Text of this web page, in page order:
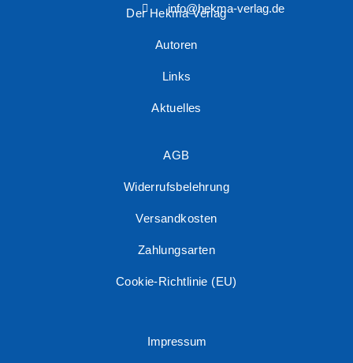
info@hekma-verlag.de
Der Hekma Verlag
Autoren
Links
Aktuelles
AGB
Widerrufsbelehrung
Versandkosten
Zahlungsarten
Cookie-Richtlinie (EU)
Impressum